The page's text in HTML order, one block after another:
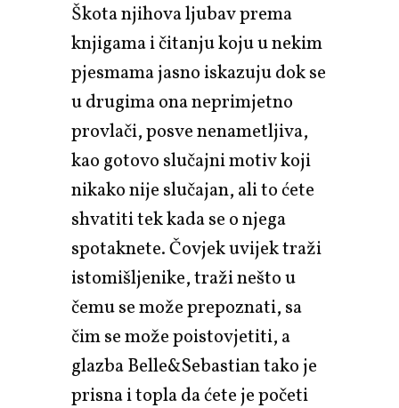
Škota njihova ljubav prema
knjigama i čitanju koju u nekim
pjesmama jasno iskazuju dok se
u drugima ona neprimjetno
provlači, posve nenametljiva,
kao gotovo slučajni motiv koji
nikako nije slučajan, ali to ćete
shvatiti tek kada se o njega
spotaknete. Čovjek uvijek traži
istomišljenike, traži nešto u
čemu se može prepoznati, sa
čim se može poistovjetiti, a
glazba Belle&Sebastian tako je
prisna i topla da ćete je početi